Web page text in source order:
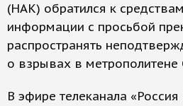
(НАК) обратился к
информации с просьбой
распространять
о взрывах в метрополитене
В эфире телеканала «Россия